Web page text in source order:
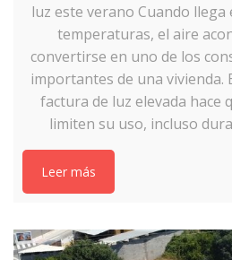
luz este verano Cuando llega
temperaturas, el aire
convertirse en uno de los
importantes de una vivienda.
factura de luz elevada hace
limiten su uso, incluso
Leer más